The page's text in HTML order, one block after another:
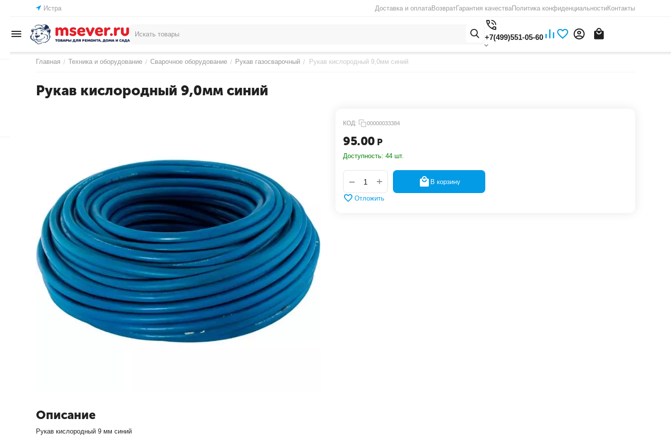
Истра Доставка и оплатаВозвратГарантия качестваПолитика конфиденциальностиКонтакты
+7(499)551-05-60
Главная / Техника и оборудование / Сварочное оборудование / Рукав газосварочный / Рукав кислородный 9,0мм синий
Рукав кислородный 9,0мм синий
КОД: 00000033384
95.00 Р
Доступность: 44 шт.
+
− В корзину
Отложить
Описание
Рукав кислородный 9 мм синий